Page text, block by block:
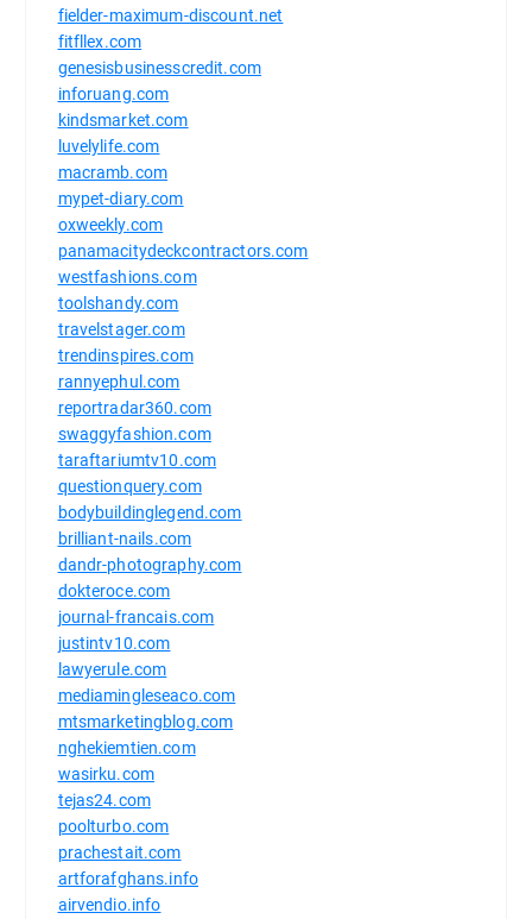
fielder-maximum-discount.net
fitfllex.com
genesisbusinesscredit.com
inforuang.com
kindsmarket.com
luvelylife.com
macramb.com
mypet-diary.com
oxweekly.com
panamacitydeckcontractors.com
westfashions.com
toolshandy.com
travelstager.com
trendinspires.com
rannyephul.com
reportradar360.com
swaggyfashion.com
taraftariumtv10.com
questionquery.com
bodybuildinglegend.com
brilliant-nails.com
dandr-photography.com
dokteroce.com
journal-francais.com
justintv10.com
lawyerule.com
mediamingleseaco.com
mtsmarketingblog.com
nghekiemtien.com
wasirku.com
tejas24.com
poolturbo.com
prachestait.com
artforafghans.info
airvendio.info